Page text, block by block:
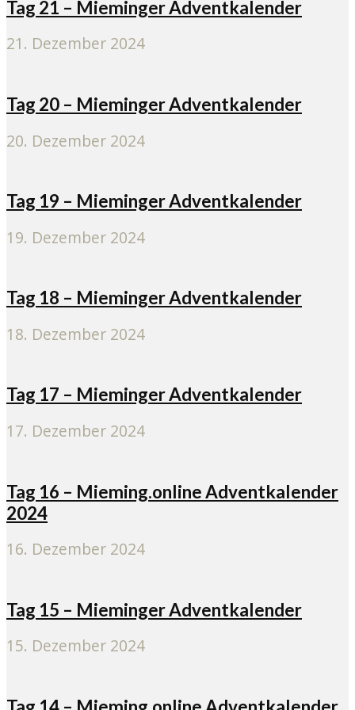
Tag 21 – Mieminger Adventkalender
21. Dezember 2024
Tag 20 – Mieminger Adventkalender
20. Dezember 2024
Tag 19 – Mieminger Adventkalender
19. Dezember 2024
Tag 18 – Mieminger Adventkalender
18. Dezember 2024
Tag 17 – Mieminger Adventkalender
17. Dezember 2024
Tag 16 – Mieming.online Adventkalender
2024
16. Dezember 2024
Tag 15 – Mieminger Adventkalender
15. Dezember 2024